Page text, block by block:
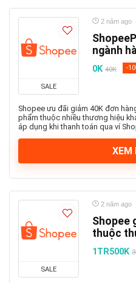
SALE
2 năm ago
ngành
0K 40K -
Shopee ưu đãi giảm 40K đơn
phẩm thuộc nhiều thương hiệu
áp dụng khi thanh toán qua ví
XEM
SALE
2 năm ago
Shopee
thuộc
1TR500K